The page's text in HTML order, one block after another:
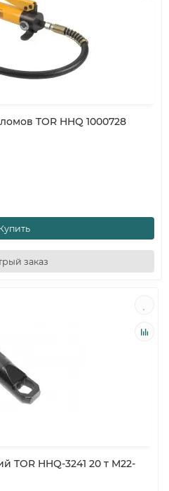
TOR HHQ 1000728
заказ
TOR HHQ-3241 20 т M22-